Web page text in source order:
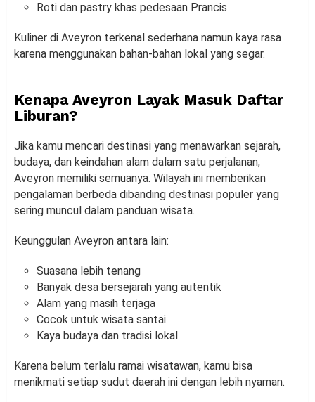
Roti dan pastry khas pedesaan Prancis
Kuliner di Aveyron terkenal sederhana namun kaya rasa
karena menggunakan bahan-bahan lokal yang segar.
Kenapa Aveyron Layak Masuk Daftar
Liburan?
Jika kamu mencari destinasi yang menawarkan sejarah,
budaya, dan keindahan alam dalam satu perjalanan,
Aveyron memiliki semuanya. Wilayah ini memberikan
pengalaman berbeda dibanding destinasi populer yang
sering muncul dalam panduan wisata.
Keunggulan Aveyron antara lain:
Suasana lebih tenang
Banyak desa bersejarah yang autentik
Alam yang masih terjaga
Cocok untuk wisata santai
Kaya budaya dan tradisi lokal
Karena belum terlalu ramai wisatawan, kamu bisa
menikmati setiap sudut daerah ini dengan lebih nyaman.